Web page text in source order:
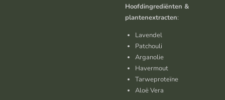
Hoofdingrediënten &
plantenextracten:
Lavendel
Patchouli
Arganolie
Havermout
Tarweproteïne
Aloë Vera